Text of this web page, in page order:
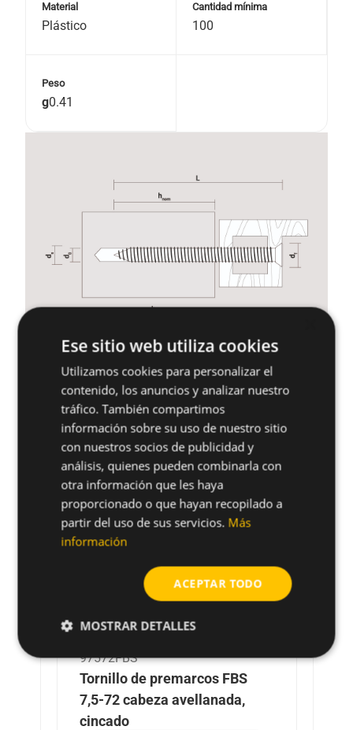
Material
Plástico
Cantidad mínima
100
Peso
g0.41
Productos relacionados
97572FBS
Tornillo de premarcos FBS
7,5-72 cabeza avellanada,
cincado
Ese sitio web utiliza cookies
Utilizamos cookies para personalizar el
contenido, los anuncios y analizar nuestro
tráfico. También compartimos
información sobre su uso de nuestro sitio
con nuestros socios de publicidad y
análisis, quienes pueden combinarla con
otra información que les haya
proporcionado o que hayan recopilado a
partir del uso de sus servicios. Más
información
ACEPTAR TODO
MOSTRAR DETALLES